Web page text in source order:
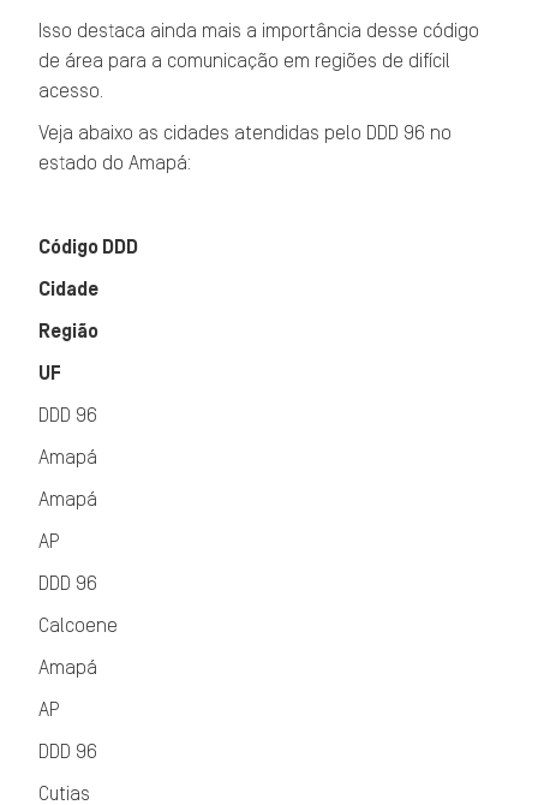
Isso destaca ainda mais a importância desse código
de área para a comunicação em regiões de difícil
acesso.
Veja abaixo as cidades atendidas pelo DDD 96 no
estado do Amapá:
Código DDD
Cidade
Região
UF
DDD 96
Amapá
Amapá
AP
DDD 96
Calcoene
Amapá
AP
DDD 96
Cutias